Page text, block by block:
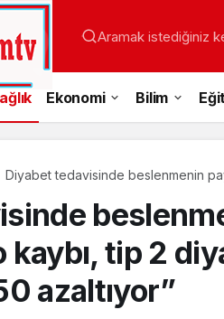
Aramak istediğiniz
Ekonomi Bilim
Diyabet tedavisinde beslenmenin
kaybı, tip 2
azaltıyor”